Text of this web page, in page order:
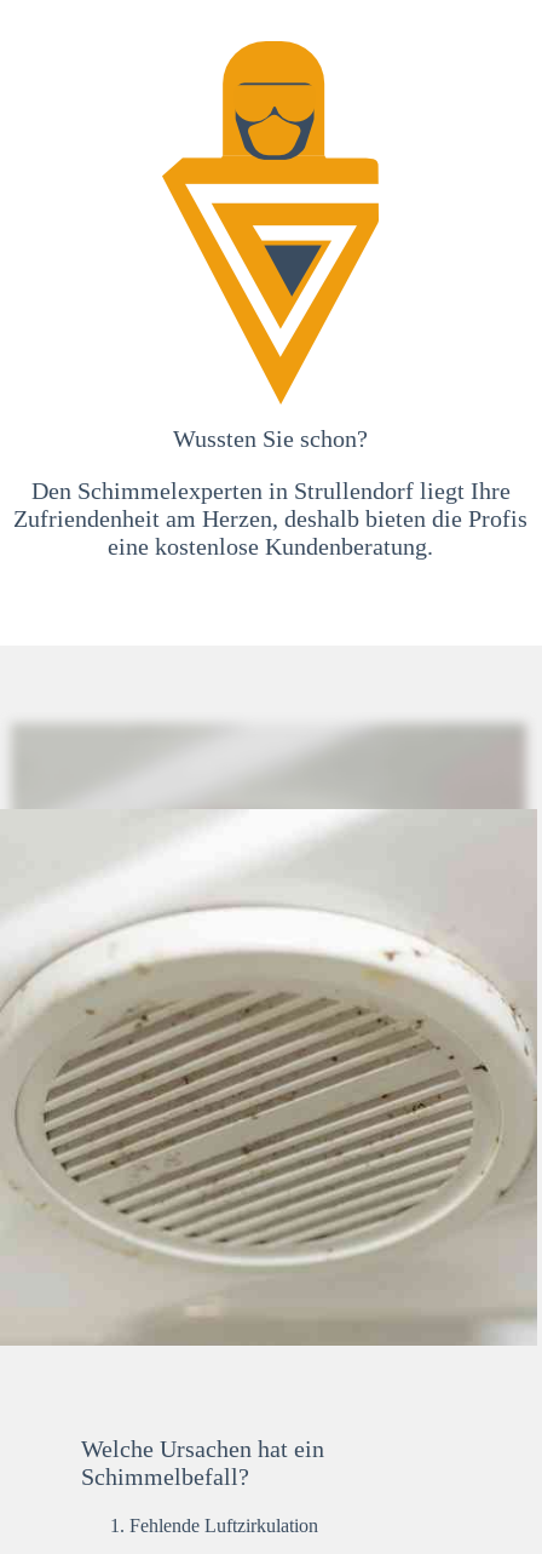
Wussten Sie schon?
Den Schimmelexperten in Strullendorf liegt Ihre
Zufriendenheit am Herzen, deshalb bieten die Profis
eine kostenlose Kundenberatung.
Welche Ursachen hat ein
Schimmelbefall?
Fehlende Luftzirkulation